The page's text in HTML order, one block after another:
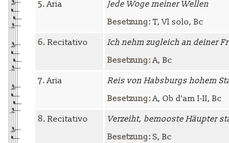
5.Aria
Jede Woge meiner Wellen
Besetzung: T, Vl solo, Bc
6. Recitativo
Ich nehm zugleich an deiner
Besetzung:A, Bc
7.Aria
Reis von Habsburgs hohem
Besetzung:A, Ob d'am I-II, Bc
8. Recitativo
Verzeiht, bemooste Häupter
Besetzung: S, Bc